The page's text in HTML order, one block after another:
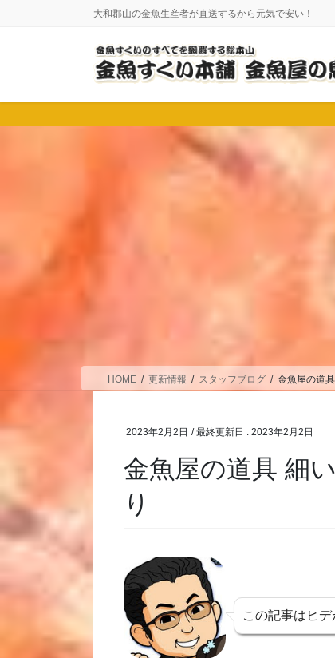
に
移
ョ
ン
大和郡山の金魚生産者が直送するから元気で安い！
HOME 更新情報 スタッフブログ 金魚屋の道
2023年2月2日 / 最終更新日 :2023年2月2日
金魚屋の道具 細
り
この記事はヒデ